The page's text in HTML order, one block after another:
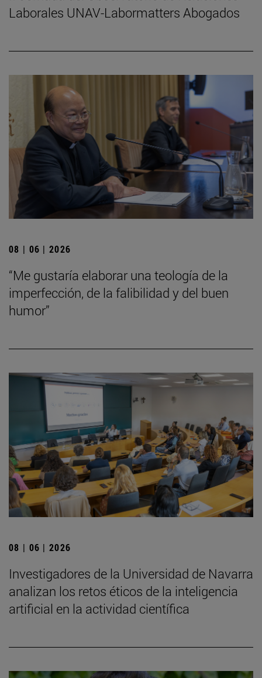
Laborales UNAV-Labormatters Abogados
08 | 06 | 2026
“Me gustaría elaborar una teología de la
imperfección, de la falibilidad y del buen
humor”
08 | 06 | 2026
Investigadores de la Universidad de Navarra
analizan los retos éticos de la inteligencia
artificial en la actividad científica